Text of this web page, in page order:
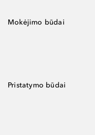
Mokėjimo būdai
Pristatymo būdai